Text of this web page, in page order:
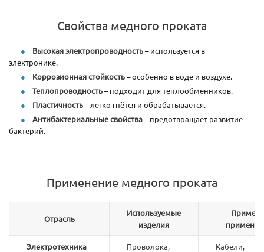
Свойства медного проката
Высокая электропроводность– используется в
электронике.
Коррозионная стойкость– особенно в воде и воздухе.
Теплопроводность– подходит для теплообменников.
Пластичность– легко гнётся и обрабатывается.
Антибактериальные свойства– предотвращает развитие
бактерий.
Применение медного проката
Отрасль
Используемые
изделия
Электротехника
Проволока,
Кабели,